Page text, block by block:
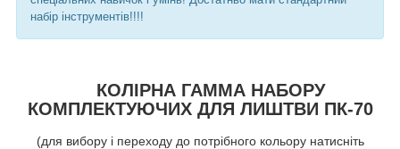
набір інструментів!!!!
КОЛІРНА ГАММА НАБОРУ
КОМПЛЕКТУЮЧИХ ДЛЯ ЛИШТВИ ПК-70
(для вибору і переходу до потрібного кольору натисніть